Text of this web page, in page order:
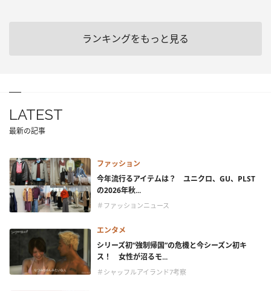
ランキングをもっと見る
LATEST
最新の記事
ファッション
今年流行るアイテムは？ ユニクロ、GU、PLST
の2026年秋...
＃ファッションニュース
エンタメ
シリーズ初“強制帰国”の危機と今シーズン初キ
ス！ 女性が沼るモ...
＃シャッフルアイランド7考察